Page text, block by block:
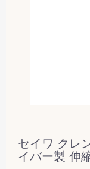
セイワ クレ
イバー製 伸